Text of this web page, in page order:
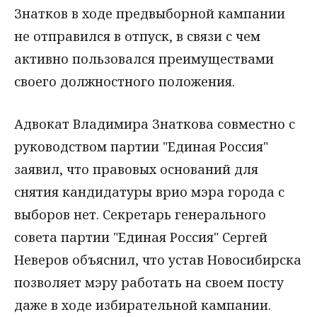
Знатков в ходе предвыборной кампании
не отправился в отпуск, в связи с чем
активно пользовался преимуществами
своего должностного положения.
Адвокат Владимира Знаткова совместно с
руководством партии "Единая Россия"
заявил, что правовых оснований для
снятия кандидатуры врио мэра города с
выборов нет. Секретарь генерального
совета партии "Единая Россия" Сергей
Неверов объяснил, что устав Новосибирска
позволяет мэру работать на своем посту
даже в ходе избирательной кампании.